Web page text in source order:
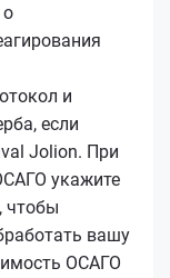
и
если
Jolion. При
укажите
чтобы
вашу
ОСАГО